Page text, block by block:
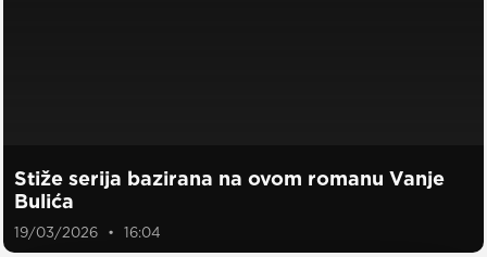
Stiže serija bazirana na ovom romanu Vanje
Bulića
19/03/2026 16:04